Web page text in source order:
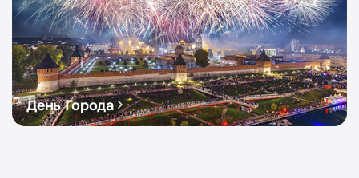
День Города